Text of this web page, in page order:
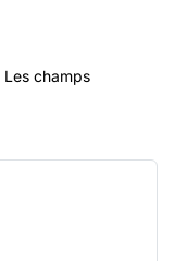
Les champs